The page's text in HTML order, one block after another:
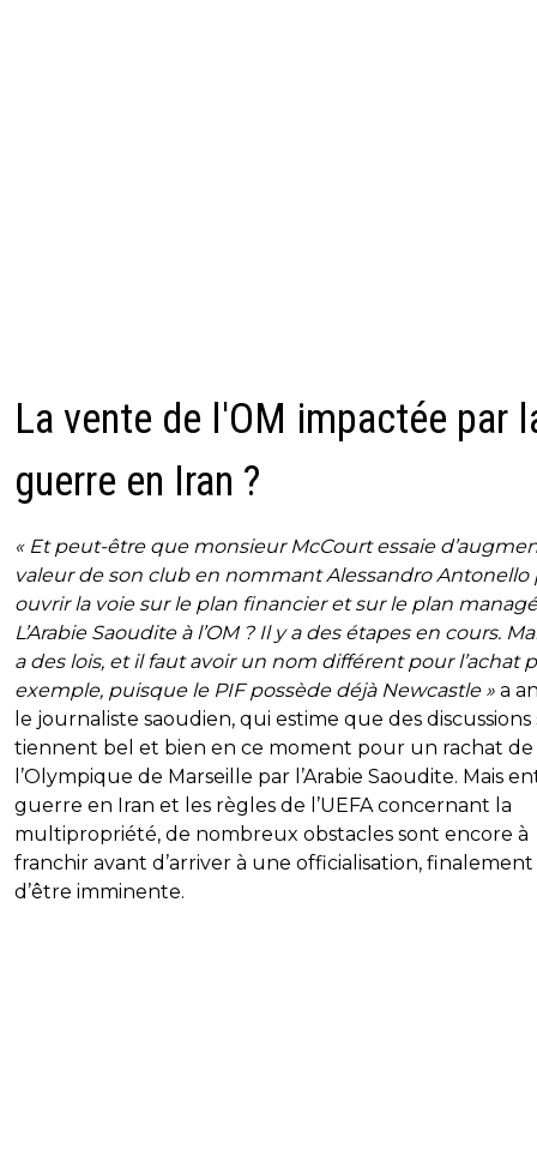
La vente de l'OM impactée par
guerre en Iran ?
« Et peut-être que monsieur McCourt essaie
valeur de son club en nommant Alessandro Antonello
ouvrir la voie sur le plan financier et sur le plan
L’Arabie Saoudite à l’OM ? Il y a des étapes en cours.
a des lois, et il faut avoir un nom différent pour l’achat
exemple, puisque le PIF possède déjà Newcastle » a
le journaliste saoudien, qui estime que des discussions
tiennent bel et bien en ce moment pour un rachat de
l’Olympique de Marseille par l’Arabie Saoudite. Mais
guerre en Iran et les règles de l’UEFA concernant la
multipropriété, de nombreux obstacles sont encore à
franchir avant d’arriver à une officialisation,
d’être imminente.